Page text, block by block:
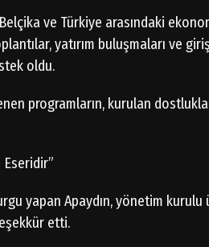
ve Türkiye arasındaki
yatırım buluşmaları ve
oldu.
programların, kurulan
Eseridir”
yapan Apaydın, yönetim
etti.